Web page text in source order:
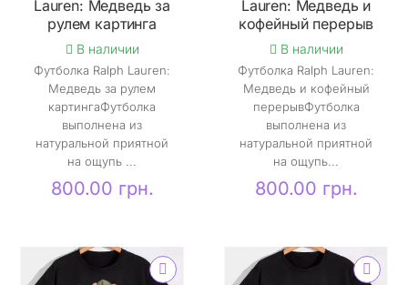
Lauren: Медведь за
рулем картинга
В наличии
Футболка Ralph Lauren:
Медведь за рулем
картингаФутболка
выполнена из
натуральной приятной
на ощупь ...
800.00 грн.
Lauren: Медведь и
кофейный перерыв
В наличии
Футболка Ralph Lauren:
Медведь и кофейный
перерывФутболка
выполнена из
натуральной приятной
на ощупь...
800.00 грн.